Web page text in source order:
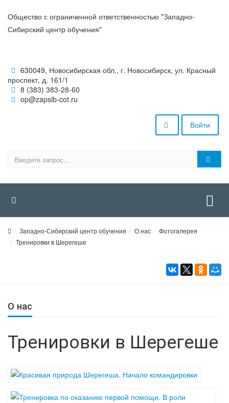
Общество с ограниченной ответственностью "Западно-
Сибирский центр обучения"
630049, Новосибирская обл., г. Новосибирск, ул. Красный
проспект, д. 161/1
8 (383) 383-28-60
op@zapsib-cot.ru
Войти
Западно-Сибирский центр обучения О нас
Фотогалерея
Тренировки в Шерегеше
О нас
Тренировки в Шерегеше